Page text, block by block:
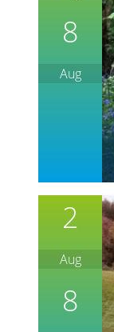
8
Aug
2
Aug
8